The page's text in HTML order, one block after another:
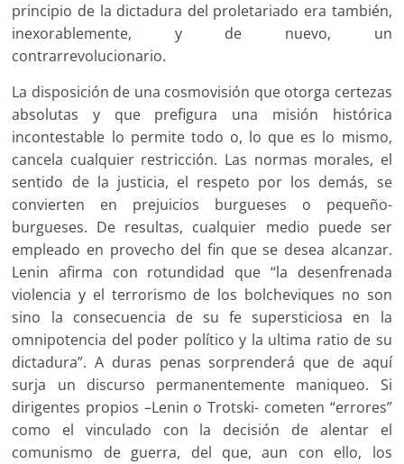
principio de la dictadura del proletariado era también,
inexorablemente, y de nuevo, un
contrarrevolucionario.
La disposición de una cosmovisión que otorga certezas
absolutas y que prefigura una misión histórica
incontestable lo permite todo o, lo que es lo mismo,
cancela cualquier restricción. Las normas morales, el
sentido de la justicia, el respeto por los demás, se
convierten en prejuicios burgueses o pequeño-
burgueses. De resultas, cualquier medio puede ser
empleado en provecho del fin que se desea alcanzar.
Lenin afirma con rotundidad que “la desenfrenada
violencia y el terrorismo de los bolcheviques no son
sino la consecuencia de su fe supersticiosa en la
omnipotencia del poder político y la ultima ratio de su
dictadura”. A duras penas sorprenderá que de aquí
surja un discurso permanentemente maniqueo. Si
dirigentes propios –Lenin o Trotski- cometen “errores”
como el vinculado con la decisión de alentar el
comunismo de guerra, del que, aun con ello, los